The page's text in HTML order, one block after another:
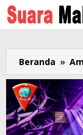
Lewati
ke
konten
Beranda »